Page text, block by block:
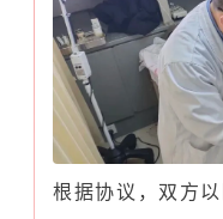
根据协议，双方